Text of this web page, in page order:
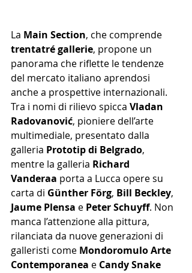
La Main Section, che comprende
trentatré gallerie, propone un
panorama che riflette le tendenze
del mercato italiano aprendosi
anche a prospettive internazionali.
Tra i nomi di rilievo spicca Vladan
Radovanović, pioniere dell’arte
multimediale, presentato dalla
galleria Prototip di Belgrado,
mentre la galleria Richard
Vanderaa porta a Lucca opere su
carta di Günther Förg, Bill Beckley,
Jaume Plensa e Peter Schuyff. Non
manca l’attenzione alla pittura,
rilanciata da nuove generazioni di
galleristi come Mondoromulo Arte
Contemporanea e Candy Snake